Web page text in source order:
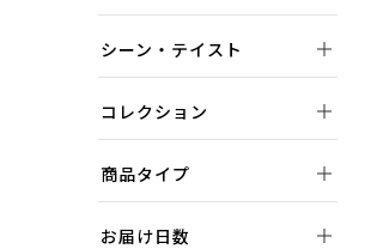
シーン・テイスト
コレクション
商品タイプ
お届け日数